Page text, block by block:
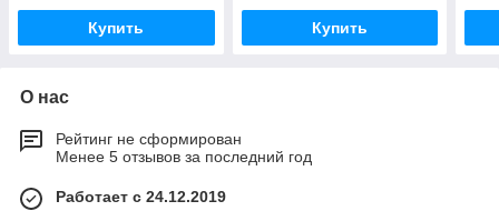
Купить Купить
О нас
Рейтинг не сформирован
Менее 5 отзывов за последний год
Работает с 24.12.2019